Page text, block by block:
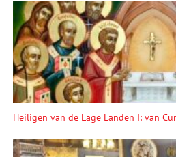
Heiligen van de Lage Landen I: van